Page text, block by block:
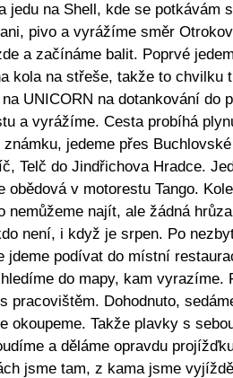
jedu na Shell, kde se potkávám s
pivo a vyrážíme směr
a začínáme balit. Poprvé
kola na střeše, takže to chvilku
UNICORN na dotankování do
a vyrážíme. Cesta probíhá
jedeme přes
Telč do Jindřichova Hradce.
obědová v motorestu Tango.
nemůžeme najít, ale žádná
není, i když je srpen. Po
jdeme podívat do místní
do mapy, kam vyrazíme.
pracovištěm. Dohodnuto,
okoupeme. Takže plavky s
a děláme opravdu
jsme tam, z kama jsme